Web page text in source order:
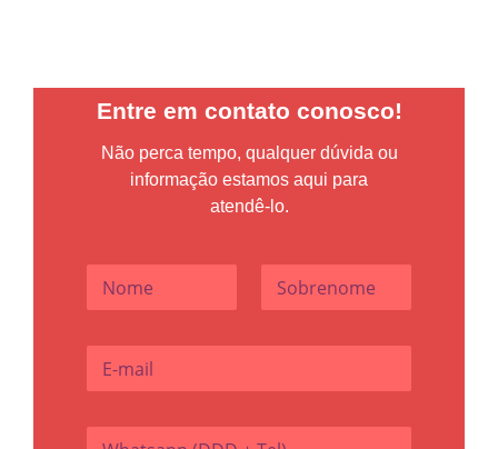
Entre em contato conosco!
Não perca tempo, qualquer dúvida ou
informação estamos aqui para
atendê-lo.
i
D
N
m
E
m
W